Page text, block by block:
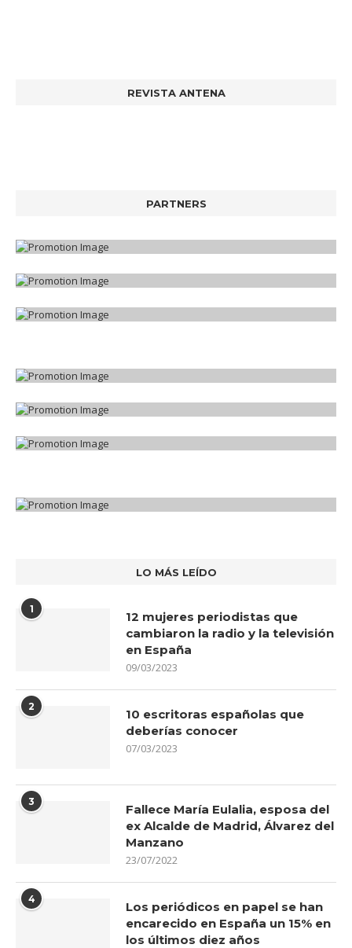
REVISTA ANTENA
PARTNERS
LO MÁS LEÍDO
1
12 mujeres periodistas que
cambiaron la radio y la televisión
en España
09/03/2023
2
10 escritoras españolas que
deberías conocer
07/03/2023
3
Fallece María Eulalia, esposa del
ex Alcalde de Madrid, Álvarez del
Manzano
23/07/2022
4
Los periódicos en papel se han
encarecido en España un 15% en
los últimos diez años